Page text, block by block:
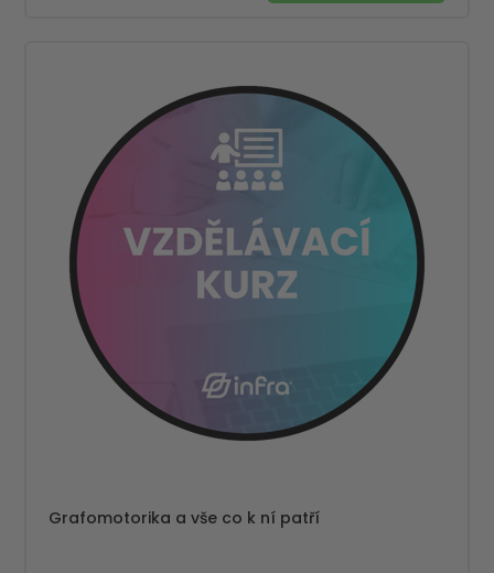
Grafomotorika a vše co k ní patří